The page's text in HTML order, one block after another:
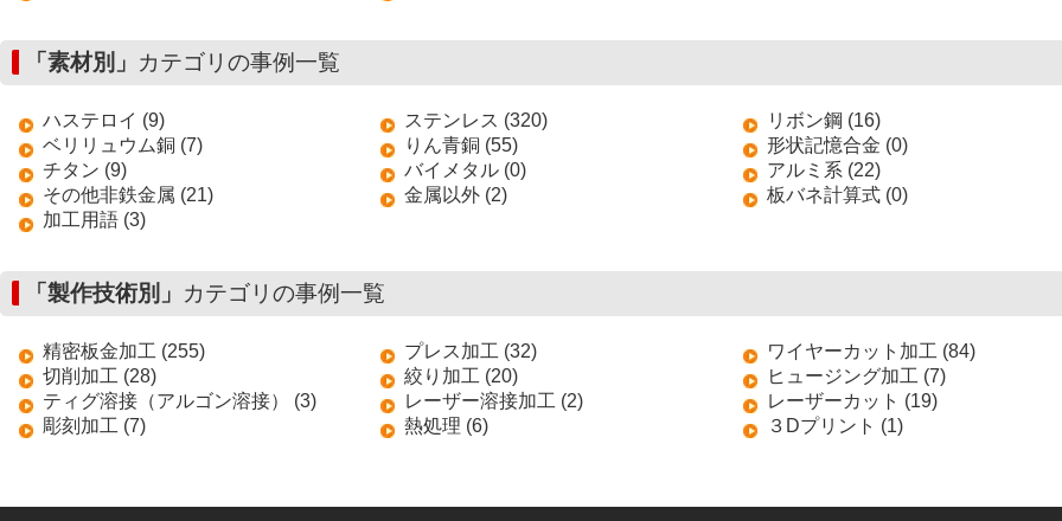
「素材別」 カテゴリの事例一覧
ハステロイ (9) ステンレス (320) リボン鋼 (16)
ベリリュウム銅 (7)
りん青銅 (55) 形状記憶合金 (0)
チタン (9)
バイメタル (0) アルミ系 (22)
その他非鉄金属 (21)
金属以外 (2) 板バネ計算式 (0)
加工用語 (3)
「製作技術別」 カテゴリの事例一覧
精密板金加工 (255) プレス加工 (32) ワイヤーカット加工 (84)
切削加工 (28)
絞り加工 (20) ヒュージング加工 (7)
ティグ溶接（アルゴン溶接） (3)
レーザー溶接加工 (2) レーザーカット (19)
彫刻加工 (7)
熱処理 (6) ３Dプリント (1)